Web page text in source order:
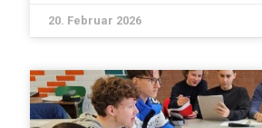
20. Februar 2026